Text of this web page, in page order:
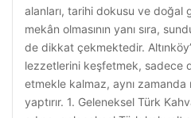
alanları, tarihi dokusu ve doğal
mekân olmasının yanı sıra,
de dikkat çekmektedir.
lezzetlerini keşfetmek, sadece
etmekle kalmaz, aynı
yaptırır. 1. Geleneksel Türk